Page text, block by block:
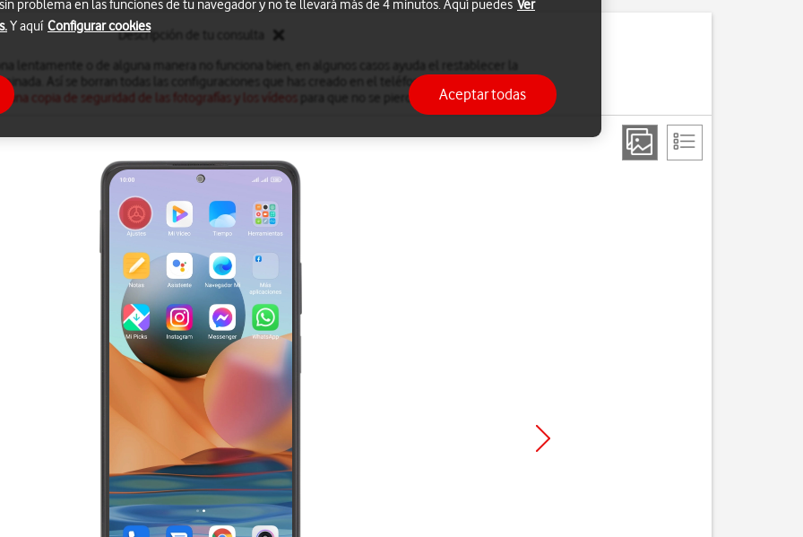
Descripción de tu consulta
Así se borran todas las configuraciones que has creado en el teléfono. Es recomendable
una copia de seguridad de las fotografías y los vídeos
para que no se pierdan.
problema en las funciones de tu navegador y no te llevará más de 4 minutos. Aquí puedes Ver
Y aquí Configurar cookies
Aceptar todas